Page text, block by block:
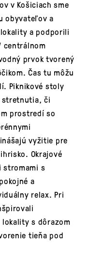
v Košiciach sme
obyvateľov a
a podporili
centrálnom
prvok tvorený
Čas tu môžu
Piknikové stoly
stretnutia, či
prostredí so
vyžitie pre
Okrajové
stromami s
a
relax. Pri
s dôrazom
tieňa pod